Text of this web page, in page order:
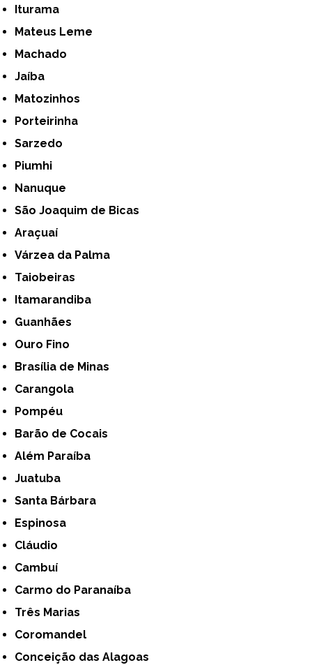
Iturama
Mateus Leme
Machado
Jaíba
Matozinhos
Porteirinha
Sarzedo
Piumhi
Nanuque
São Joaquim de Bicas
Araçuaí
Várzea da Palma
Taiobeiras
Itamarandiba
Guanhães
Ouro Fino
Brasília de Minas
Carangola
Pompéu
Barão de Cocais
Além Paraíba
Juatuba
Santa Bárbara
Espinosa
Cláudio
Cambuí
Carmo do Paranaíba
Três Marias
Coromandel
Conceição das Alagoas